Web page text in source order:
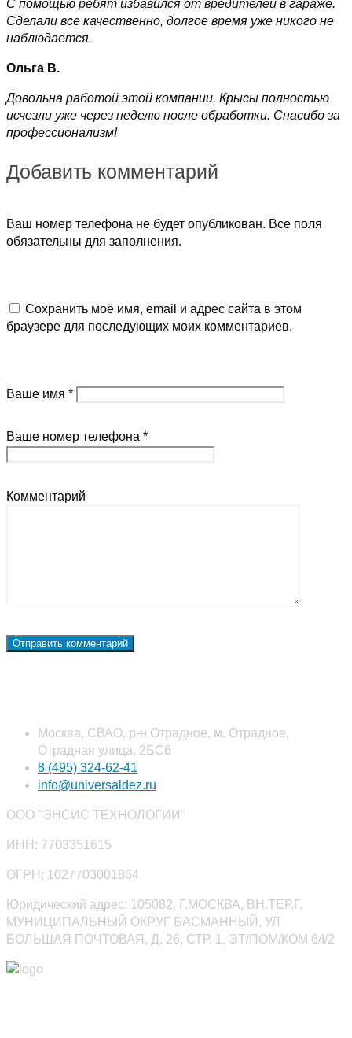
С помощью ребят избавился от вредителей в гараже.
Сделали все качественно, долгое время уже никого не
наблюдается.
Ольга В.
Довольна работой этой компании. Крысы полностью
исчезли уже через неделю после обработки. Спасибо за
профессионализм!
Добавить комментарий
Ваш номер телефона не будет опубликован. Все поля
обязательны для заполнения.
Комментарий
Ваше имя *
Сохранить моё имя, email и адрес сайта в этом
браузере для последующих моих комментариев.
Ваше номер телефона *
Москва, СВАО, р-н Отрадное, м. Отрадное,
Отрадная улица, 2БС6
8 (495) 324-62-41
info@universaldez.ru
ООО "ЭНСИС ТЕХНОЛОГИИ"
ИНН: 7703351615
ОГРН: 1027703001864
Юридический адрес: 105082, Г.МОСКВА, ВН.ТЕР.Г.
МУНИЦИПАЛЬНЫЙ ОКРУГ БАСМАННЫЙ, УЛ
БОЛЬШАЯ ПОЧТОВАЯ, Д. 26, СТР. 1, ЭТ/ПОМ/КОМ 6/I/2